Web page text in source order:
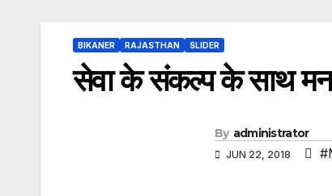
BIKANER RAJASTHAN SLIDER
सेवा के संकल्प के साथ
By administrator
JUN 22, 2018